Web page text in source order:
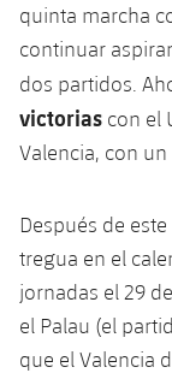
Spotify
Palau
Estadi
Barça Cafe
Ciutat
plusicon
más
quinta marcha
continuar
dos partidos.
victorias con el
Valencia, con
Después de
tregua en el
jornadas el 29
el Palau (el
que el Valencia